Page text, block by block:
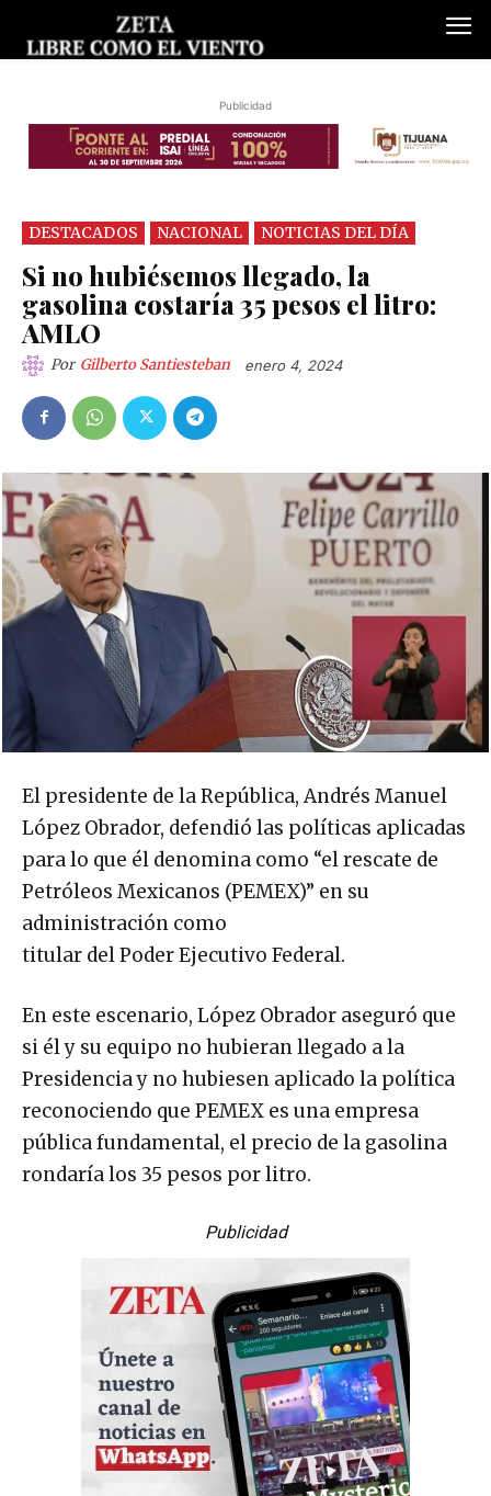
Publicidad
DESTACADOS NACIONAL NOTICIAS DEL DÍA
Si no hubiésemos llegado, la
gasolina costaría 35 pesos el litro:
AMLO
Por Gilberto Santiesteban enero 4, 2024
El presidente de la República, Andrés Manuel
López Obrador, defendió las políticas aplicadas
para lo que él denomina como “el rescate de
Petróleos Mexicanos (PEMEX)” en su
administración como
titular del Poder Ejecutivo Federal.
En este escenario, López Obrador aseguró que
si él y su equipo no hubieran llegado a la
Presidencia y no hubiesen aplicado la política
reconociendo que PEMEX es una empresa
pública fundamental, el precio de la gasolina
rondaría los 35 pesos por litro.
Publicidad